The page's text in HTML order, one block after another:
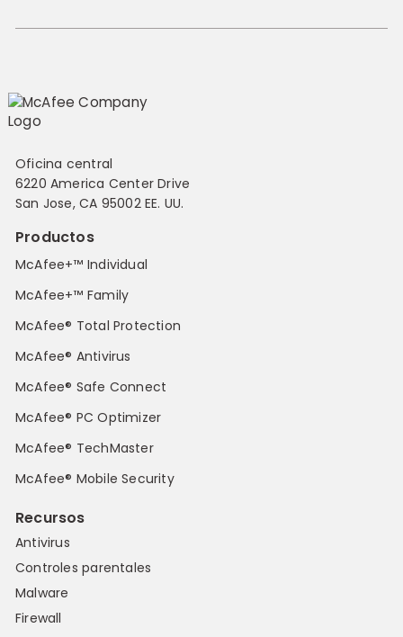
Oficina central
6220 America Center Drive
San Jose, CA 95002 EE. UU.
Productos
McAfee+™ Individual
McAfee+™ Family
McAfee® Total Protection
McAfee® Antivirus
McAfee® Safe Connect
McAfee® PC Optimizer
McAfee® TechMaster
McAfee® Mobile Security
Recursos
Antivirus
Controles parentales
Malware
Firewall